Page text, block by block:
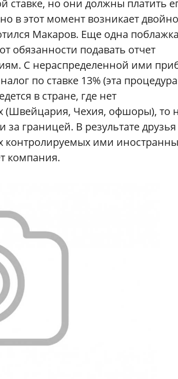
ставке, но они должны платить
в этот момент возникает
Макаров. Еще одна
обязанности подавать отчет
С нераспределенной ими
по ставке 13% (эта процедура
в стране, где нет
(Швейцария, Чехия, офшоры), то
границей. В результате друзья
контролируемых ими
компания.